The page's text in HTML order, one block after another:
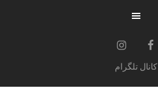
کانال تلگرام